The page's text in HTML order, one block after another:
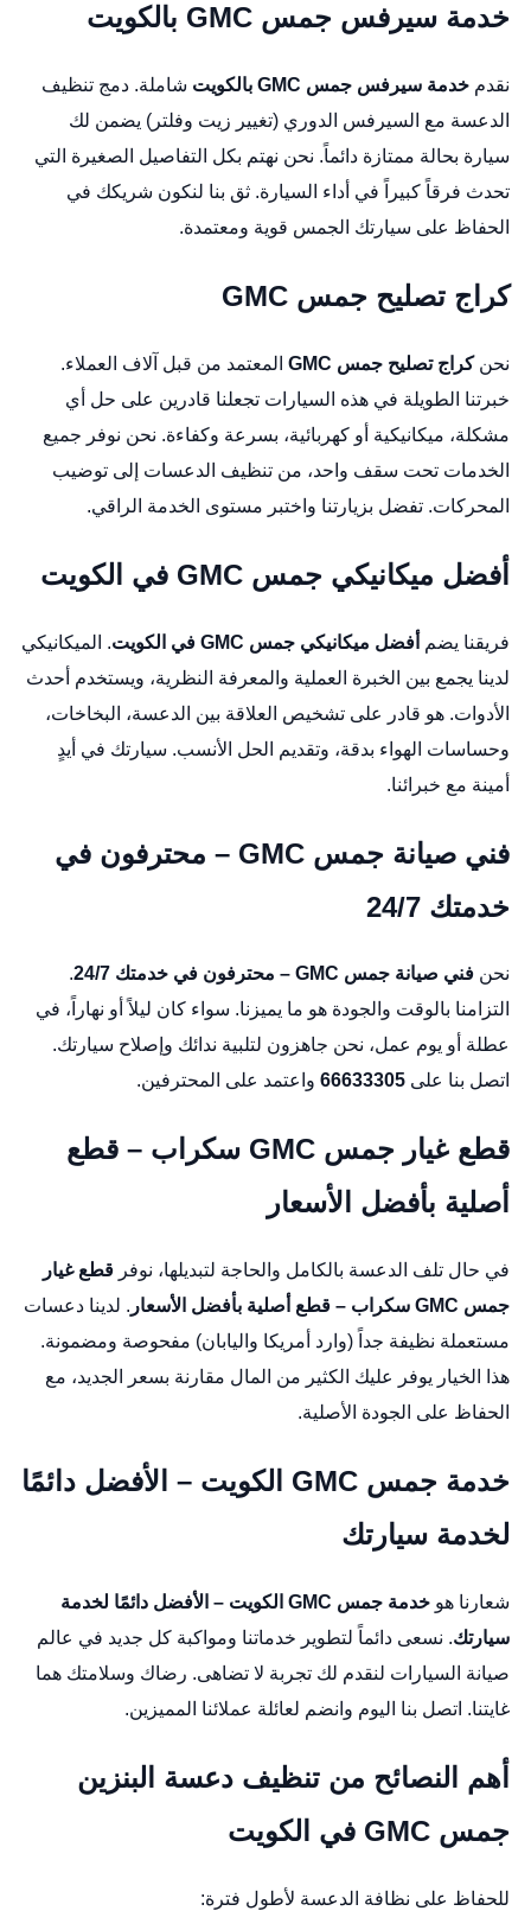
خدمة سيرفس جمس GMC بالكويت
نقدم خدمة سيرفس جمس GMC بالكويت
شاملة. دمج تنظيف
الدعسة مع السيرفس الدوري (تغيير زيت وفلتر) يضمن لك
سيارة بحالة ممتازة دائماً. نحن نهتم بكل التفاصيل الصغيرة التي
تحدث فرقاً كبيراً في أداء السيارة. ثق بنا لنكون شريكك في
الحفاظ على سيارتك الجمس قوية ومعتمدة.
كراج تصليح جمس GMC
نحنكراج تصليح جمس GMC
المعتمد من قبل آلاف العملاء.
خبرتنا الطويلة في هذه السيارات تجعلنا قادرين على حل أي
مشكلة، ميكانيكية أو كهربائية، بسرعة وكفاءة. نحن نوفر جميع
الخدمات تحت سقف واحد، من تنظيف الدعسات إلى توضيب
المحركات. تفضل بزيارتنا واختبر مستوى الخدمة الراقي.
أفضل ميكانيكي جمس GMC في الكويت
فريقنا يضم أفضل ميكانيكي جمس GMC في الكويت
. الميكانيكي
لدينا يجمع بين الخبرة العملية والمعرفة النظرية، ويستخدم أحدث
الأدوات. هو قادر على تشخيص العلاقة بين الدعسة، البخاخات،
وحساسات الهواء بدقة، وتقديم الحل الأنسب. سيارتك في أيدٍ
أمينة مع خبرائنا.
فني صيانة جمس GMC – محترفون في
خدمتك 24/7
نحن فني صيانة جمس GMC – محترفون في خدمتك 24/7
.
التزامنا بالوقت والجودة هو ما يميزنا. سواء كان ليلاً أو نهاراً، في
عطلة أو يوم عمل، نحن جاهزون لتلبية ندائك وإصلاح سيارتك.
اتصل بنا على 66633305واعتمد على المحترفين.
قطع غيار جمس GMC سكراب – قطع
أصلية بأفضل الأسعار
في حال تلف الدعسة بالكامل والحاجة لتبديلها، نوفر قطع غيار
جمس GMC سكراب – قطع أصلية بأفضل الأسعار
. لدينا دعسات
مستعملة نظيفة جداً (وارد أمريكا واليابان) مفحوصة ومضمونة.
هذا الخيار يوفر عليك الكثير من المال مقارنة بسعر الجديد، مع
الحفاظ على الجودة الأصلية.
خدمة جمس GMC الكويت – الأفضل دائمًا
لخدمة سيارتك
شعارنا هو
خدمة جمس GMC الكويت – الأفضل دائمًا لخدمة
سيارتك. نسعى دائماً لتطوير خدماتنا ومواكبة كل جديد في عالم
صيانة السيارات لنقدم لك تجربة لا تضاهى. رضاك وسلامتك هما
غايتنا. اتصل بنا اليوم وانضم لعائلة عملائنا المميزين.
أهم النصائح من تنظيف دعسة البنزين
جمس GMC في الكويت
للحفاظ على نظافة الدعسة لأطول فترة: